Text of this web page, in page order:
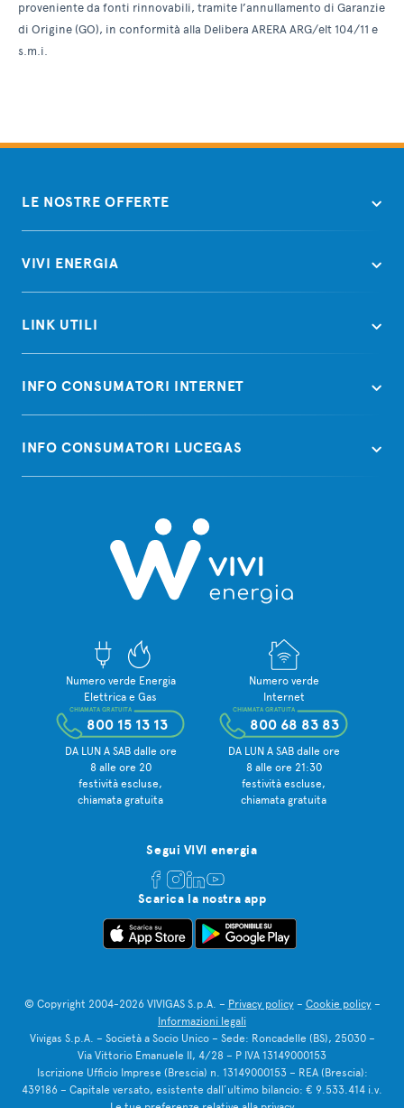
proveniente da fonti rinnovabili, tramite l’annullamento di Garanzie
di Origine (GO), in conformità alla Delibera ARERA ARG/elt 104/11 e
s.m.i.
LE NOSTRE OFFERTE
VIVI ENERGIA
LINK UTILI
INFO CONSUMATORI INTERNET
INFO CONSUMATORI LUCEGAS
Numero verde Energia
Elettrica e Gas
800 15 13 13
CHIAMATA GRATUITA
DA LUN A SAB dalle ore
8 alle ore 20
festività escluse,
chiamata gratuita
Numero verde
Internet
800 68 83 83
CHIAMATA GRATUITA
DA LUN A SAB dalle ore
8 alle ore 21:30
festività escluse,
chiamata gratuita
Segui VIVI energia
Scarica la nostra app
© Copyright 2004-2026 VIVIGAS S.p.A. – Privacy policy– Cookie policy–
Informazioni legali
Vivigas S.p.A. – Società a Socio Unico – Sede: Roncadelle (BS), 25030 –
Via Vittorio Emanuele II, 4/28 – P IVA 13149000153
Iscrizione Ufficio Imprese (Brescia) n. 13149000153 – REA (Brescia):
439186 – Capitale versato, esistente dall’ultimo bilancio: € 9.533.414 i.v.